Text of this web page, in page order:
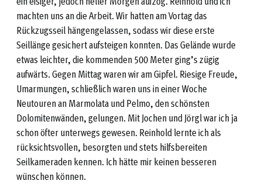
machten uns an die Arbeit. Wir hatten am Vortag das
Rückzugsseil hängengelassen, sodass wir diese erste
Seillänge gesichert aufsteigen konnten. Das Gelände wurde
etwas leichter, die kommenden 500 Meter ging’s zügig
aufwärts. Gegen Mittag waren wir am Gipfel. Riesige Freude,
Umarmungen, schließlich waren uns in einer Woche
Neutouren an Marmolata und Pelmo, den schönsten
Dolomitenwänden, gelungen. Mit Jochen und Jörgl war ich ja
schon öfter unterwegs gewesen. Reinhold lernte ich als
rücksichtsvollen, besorgten und stets hilfsbereiten
Seilkameraden kennen. Ich hätte mir keinen besseren
wünschen können.